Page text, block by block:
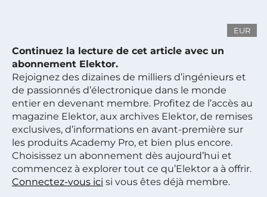
EUR
Continuez la lecture de cet article avec un
abonnement Elektor.
Rejoignez des dizaines de milliers d’ingénieurs et
de passionnés d’électronique dans le monde
entier en devenant membre. Profitez de l’accès au
magazine Elektor, aux archives Elektor, de remises
exclusives, d’informations en avant-première sur
les produits Academy Pro, et bien plus encore.
Choisissez un abonnement dès aujourd’hui et
commencez à explorer tout ce qu’Elektor a à offrir.
Connectez-vous ici si vous êtes déjà membre.